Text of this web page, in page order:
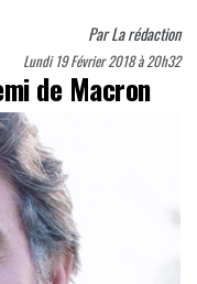
ParLa rédaction
Lundi 19 Février 2018 à 20h32
de Macron